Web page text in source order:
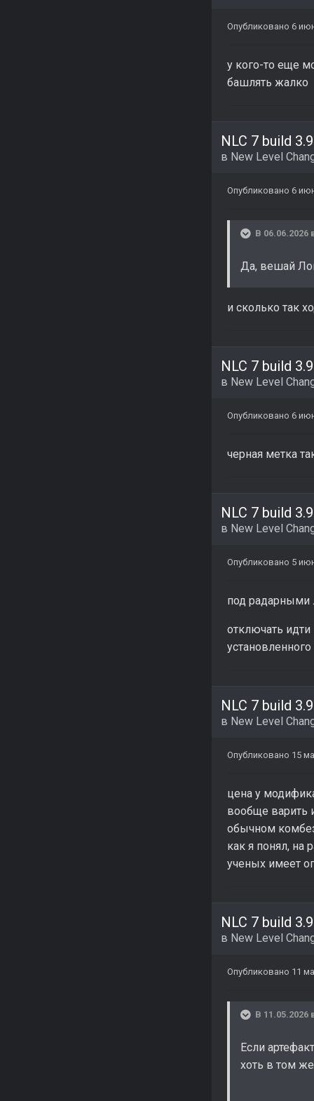
Опубликовано 6
у кого-то еще
башлять жалко
NLC 7 build
в New Level
Опубликовано 6
В 06.06.2026
Да, вешай
и сколько так
NLC 7 build
в New Level
Опубликовано 6
черная метка
NLC 7 build
в New Level
Опубликовано 5
под радарными
отключать идти
NLC 7 build
в New Level
Опубликовано 15
цена у
вообще варить
обычном
как я понял, на
ученых имеет
NLC 7 build
в New Level
Опубликовано 11
В 11.05.2026
Если
хоть в том